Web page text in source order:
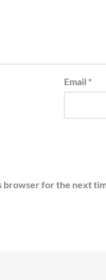
Email *
browser for the next